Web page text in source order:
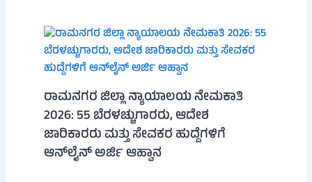
ರಾಮನಗರ ಜಿಲ್ಲಾ ನ್ಯಾಯಾಲಯ ನೇಮಕಾತಿ
2026: 55 ಬೆರಳಚ್ಚುಗಾರರು, ಆದೇಶ
ಜಾರಿಕಾರರು ಮತ್ತು ಸೇವಕರ ಹುದ್ದೆಗಳಿಗೆ
ಆನ್‌ಲೈನ್ ಅರ್ಜಿ ಆಹ್ವಾನ